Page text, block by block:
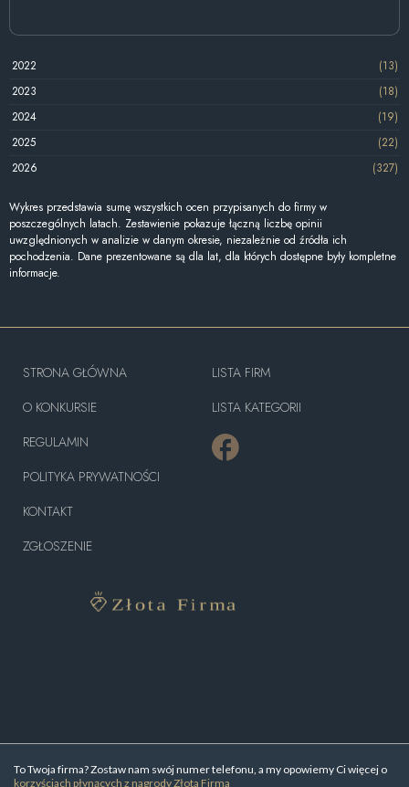
2022
(13)
2023
(18)
2024
(19)
2025
(22)
2026
(327)
Wykres przedstawia sumę wszystkich ocen przypisanych do firmy w
poszczególnych latach. Zestawienie pokazuje łączną liczbę opinii
uwzględnionych w analizie w danym okresie, niezależnie od źródła ich
pochodzenia. Dane prezentowane są dla lat, dla których dostępne były kompletne
informacje.
To Twoja firma? Zostaw nam swój numer telefonu, a my opowiemy Ci więcej o
korzyściach płynących z nagrody Złota Firma
STRONA GŁÓWNA
O KONKURSIE
REGULAMIN
POLITYKA PRYWATNOŚCI
KONTAKT
ZGŁOSZENIE
LISTA FIRM
LISTA KATEGORII